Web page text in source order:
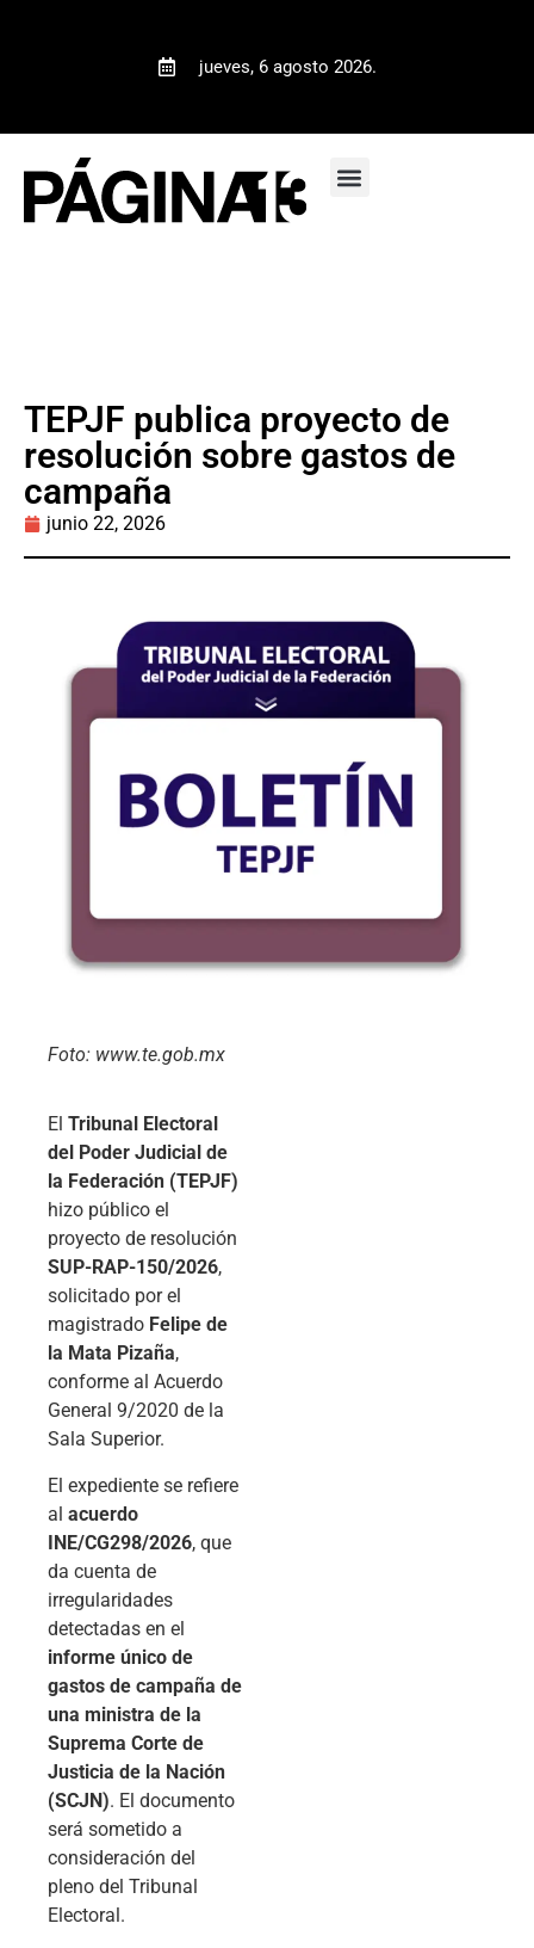
jueves, 6 agosto 2026.
TEPJF publica proyecto de
resolución sobre gastos de
campaña
junio 22, 2026
Foto: www.te.gob.mx
El Tribunal Electoral
del Poder Judicial de
la Federación (TEPJF)
hizo público el
proyecto de resolución
SUP-RAP-150/2026,
solicitado por el
magistrado Felipe de
la Mata Pizaña,
conforme al Acuerdo
General 9/2020 de la
Sala Superior.
El expediente se refiere
al acuerdo
INE/CG298/2026, que
da cuenta de
irregularidades
detectadas en el
informe único de
gastos de campaña de
una ministra de la
Suprema Corte de
Justicia de la Nación
(SCJN). El documento
será sometido a
consideración del
pleno del Tribunal
Electoral.